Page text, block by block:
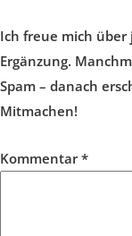
Ich freue mich über
Ergänzung.
Spam – danach
Mitmachen!
Kommentar*